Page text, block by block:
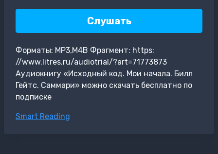
Слушать
Форматы: MP3,M4B Фрагмент: https:
//www.litres.ru/audiotrial/?art=71773873
Аудиокнигу «Исходный код. Мои начала. Билл
Гейтс. Саммари» можно скачать бесплатно по
подписке
Метки
Smart Reading